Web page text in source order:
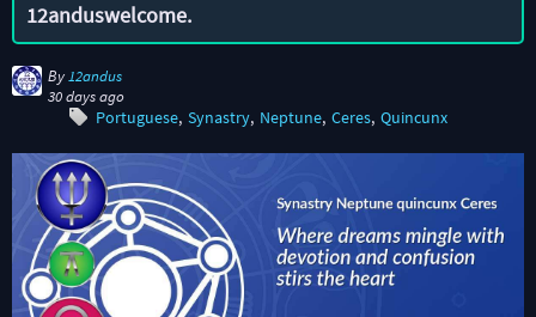
12anduswelcome.
By 12andus
30 days ago
Portuguese Synastry Neptune Ceres Quincunx